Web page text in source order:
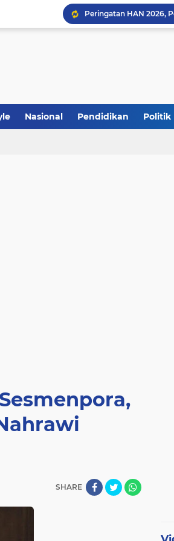
Sinergi Fiskal Moneter:
Nasional Pendidikan Politik
SHARE